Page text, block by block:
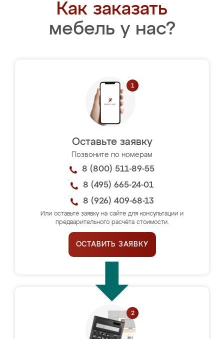
Как заказать
мебель у нас?
Оставьте заявку
Позвоните по номерам
8 (800) 511-89-55
8 (495) 665-24-01
8 (926) 409-68-13
Или оставьте заявку на сайте для консультации и
предварительного расчёта стоимости.
ОСТАВИТЬ ЗАЯВКУ